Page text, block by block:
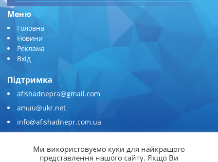
Меню
Головна
Новини
Реклама
Вхід
Підтримка
afishadnepra@gmail.com
amuu@ukr.net
info@afishadnepr.com.ua
Приєднуйтесь
Ми використовуємо куки для найкращого
представлення нашого сайту. Якщо Ви